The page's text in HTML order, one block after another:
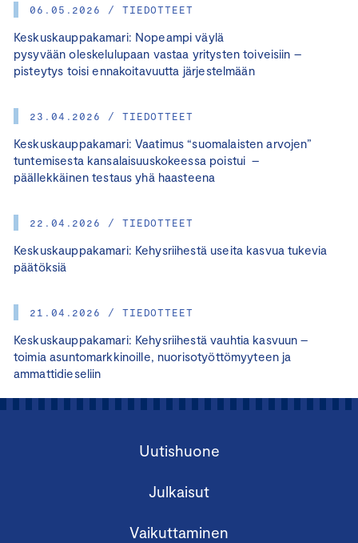
06.05.2026 / TIEDOTTEET
Keskuskauppakamari: Nopeampi väylä
pysyvään oleskelulupaan vastaa yritysten toiveisiin –
pisteytys toisi ennakoitavuutta järjestelmään
23.04.2026 / TIEDOTTEET
Keskuskauppakamari: Vaatimus “suomalaisten arvojen”
tuntemisesta kansalaisuuskokeessa poistui –
päällekkäinen testaus yhä haasteena
22.04.2026 / TIEDOTTEET
Keskuskauppakamari: Kehysriihestä useita kasvua tukevia
päätöksiä
21.04.2026 / TIEDOTTEET
Keskuskauppakamari: Kehysriihestä vauhtia kasvuun –
toimia asuntomarkkinoille, nuorisotyöttömyyteen ja
ammattidieseliin
Uutishuone
Julkaisut
Vaikuttaminen